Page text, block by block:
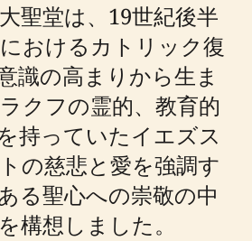
聖堂は、19世紀後半
おけるカトリック復
識の高まりから生ま
クフの霊的、教育的
持っていたイエズス
の慈悲と愛を強調す
る聖心への崇敬の中
構想しました。